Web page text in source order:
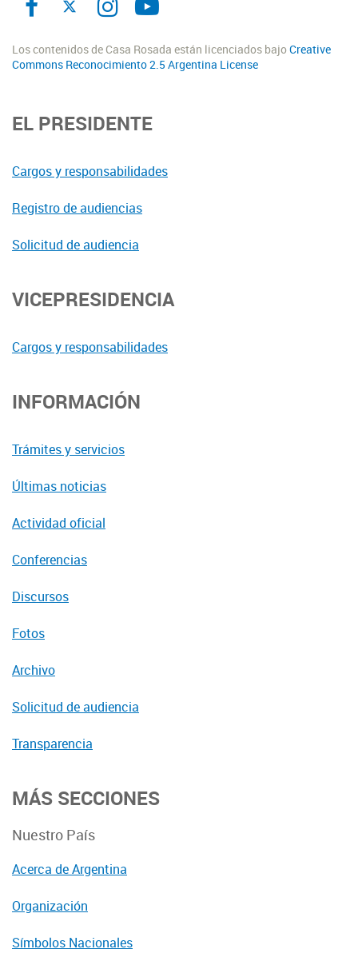
Los contenidos de Casa Rosada están licenciados bajoCreative
Commons Reconocimiento 2.5 Argentina License
EL PRESIDENTE
Cargos y responsabilidades
Registro de audiencias
Solicitud de audiencia
VICEPRESIDENCIA
Cargos y responsabilidades
INFORMACIÓN
Trámites y servicios
Últimas noticias
Actividad oficial
Conferencias
Discursos
Fotos
Archivo
Solicitud de audiencia
Transparencia
MÁS SECCIONES
Nuestro País
Acerca de Argentina
Organización
Símbolos Nacionales